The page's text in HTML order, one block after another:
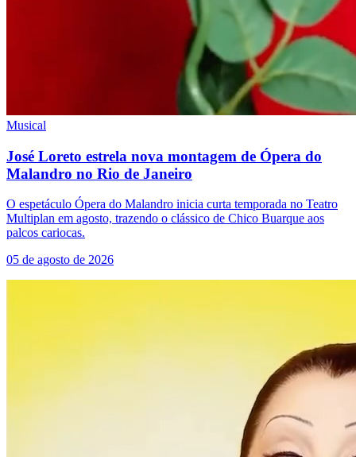
Musical
José Loreto estrela nova montagem de Ópera do
Malandro no Rio de Janeiro
O espetáculo Ópera do Malandro inicia curta temporada no Teatro
Multiplan em agosto, trazendo o clássico de Chico Buarque aos
palcos cariocas.
05 de agosto de 2026